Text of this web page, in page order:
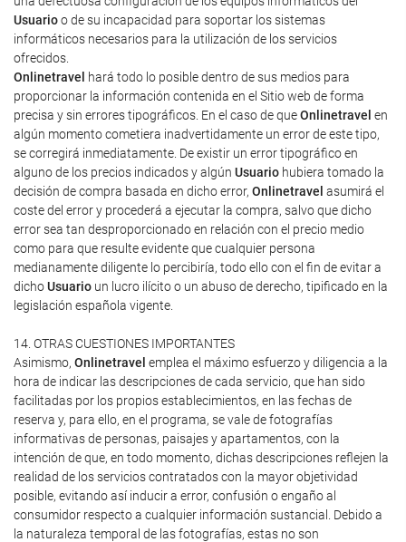
Usuarioo de su incapacidad para soportar los sistemas
informáticos necesarios para la utilización de los servicios
ofrecidos.
Onlinetravel
hará todo lo posible dentro de sus medios para
proporcionar la información contenida en el Sitio web de forma
precisa y sin errores tipográficos. En el caso de queOnlinetravel en
algún momento cometiera inadvertidamente un error de este tipo,
se corregirá inmediatamente. De existir un error tipográfico en
alguno de los precios indicados y algún Usuario hubiera tomado la
decisión de compra basada en dicho error, Onlinetravel asumirá el
coste del error y procederá a ejecutar la compra, salvo que dicho
error sea tan desproporcionado en relación con el precio medio
como para que resulte evidente que cualquier persona
medianamente diligente lo percibiría, todo ello con el fin de evitar a
dichoUsuario un lucro ilícito o un abuso de derecho, tipificado en la
legislación española vigente.
14. OTRAS CUESTIONES IMPORTANTES
Asimismo, Onlinetravel emplea el máximo esfuerzo y diligencia a la
hora de indicar las descripciones de cada servicio, que han sido
facilitadas por los propios establecimientos, en las fechas de
reserva y, para ello, en el programa, se vale de fotografías
informativas de personas, paisajes y apartamentos, con la
intención de que, en todo momento, dichas descripciones reflejen la
realidad de los servicios contratados con la mayor objetividad
posible, evitando así inducir a error, confusión o engaño al
consumidor respecto a cualquier información sustancial. Debido a
la naturaleza temporal de las fotografías, estas no son